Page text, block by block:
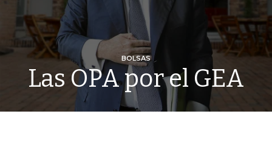
BOLSAS
Las OPA por el GEA